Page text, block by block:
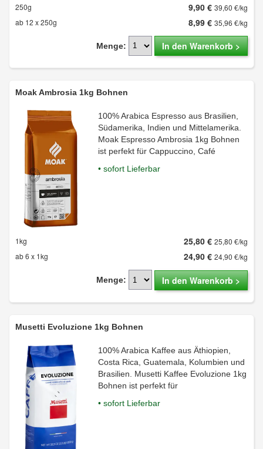
250g 9,90 € 39,60 €/kg
ab 12 x 250g
8,99 € 35,96 €/kg
Menge: In den Warenkorb >
Moak Ambrosia 1kg Bohnen
100% Arabica Espresso aus Brasilien,
Südamerika, Indien und Mittelamerika.
Moak Espresso Ambrosia 1kg Bohnen
ist perfekt für Cappuccino, Café
• sofort Lieferbar
1kg 25,80 € 25,80 €/kg
ab 6 x 1kg
24,90 € 24,90 €/kg
Menge: In den Warenkorb >
Musetti Evoluzione 1kg Bohnen
100% Arabica Kaffee aus Äthiopien,
Costa Rica, Guatemala, Kolumbien und
Brasilien. Musetti Kaffee Evoluzione 1kg
Bohnen ist perfekt für
• sofort Lieferbar